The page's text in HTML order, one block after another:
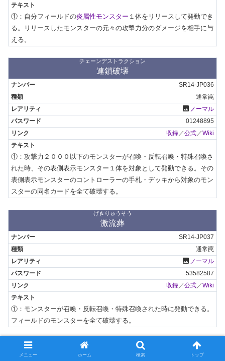
①：自分フィールドの炎属性モンスター １体をリリースして発動でき
る。リリースしたモンスターの元々の攻撃力分のダメージを相手に与
える。
チェーンデストラクション
連鎖破壊
SR14-JP036
通常罠
photo ノーマル
01248895
収録／公式／Wiki
①：攻撃力２０００以下のモンスターが召喚・反転召喚・特殊召喚さ
れた時、その表側表示モンスター１体を対象として発動できる。その
表側表示モンスターのコントローラーの手札・デッキから対象のモン
スターの同名カードを全て破壊する。
げきりゅうそう
激流葬
SR14-JP037
通常罠
photo ノーマル
53582587
収録／公式／Wiki
①：モンスターが召喚・反転召喚・特殊召喚された時に発動できる。
フィールドのモンスターを全て破壊する。
ぐれんのしめいしゃ
紅蓮の指名者
メニュー ホーム 検索 トップ